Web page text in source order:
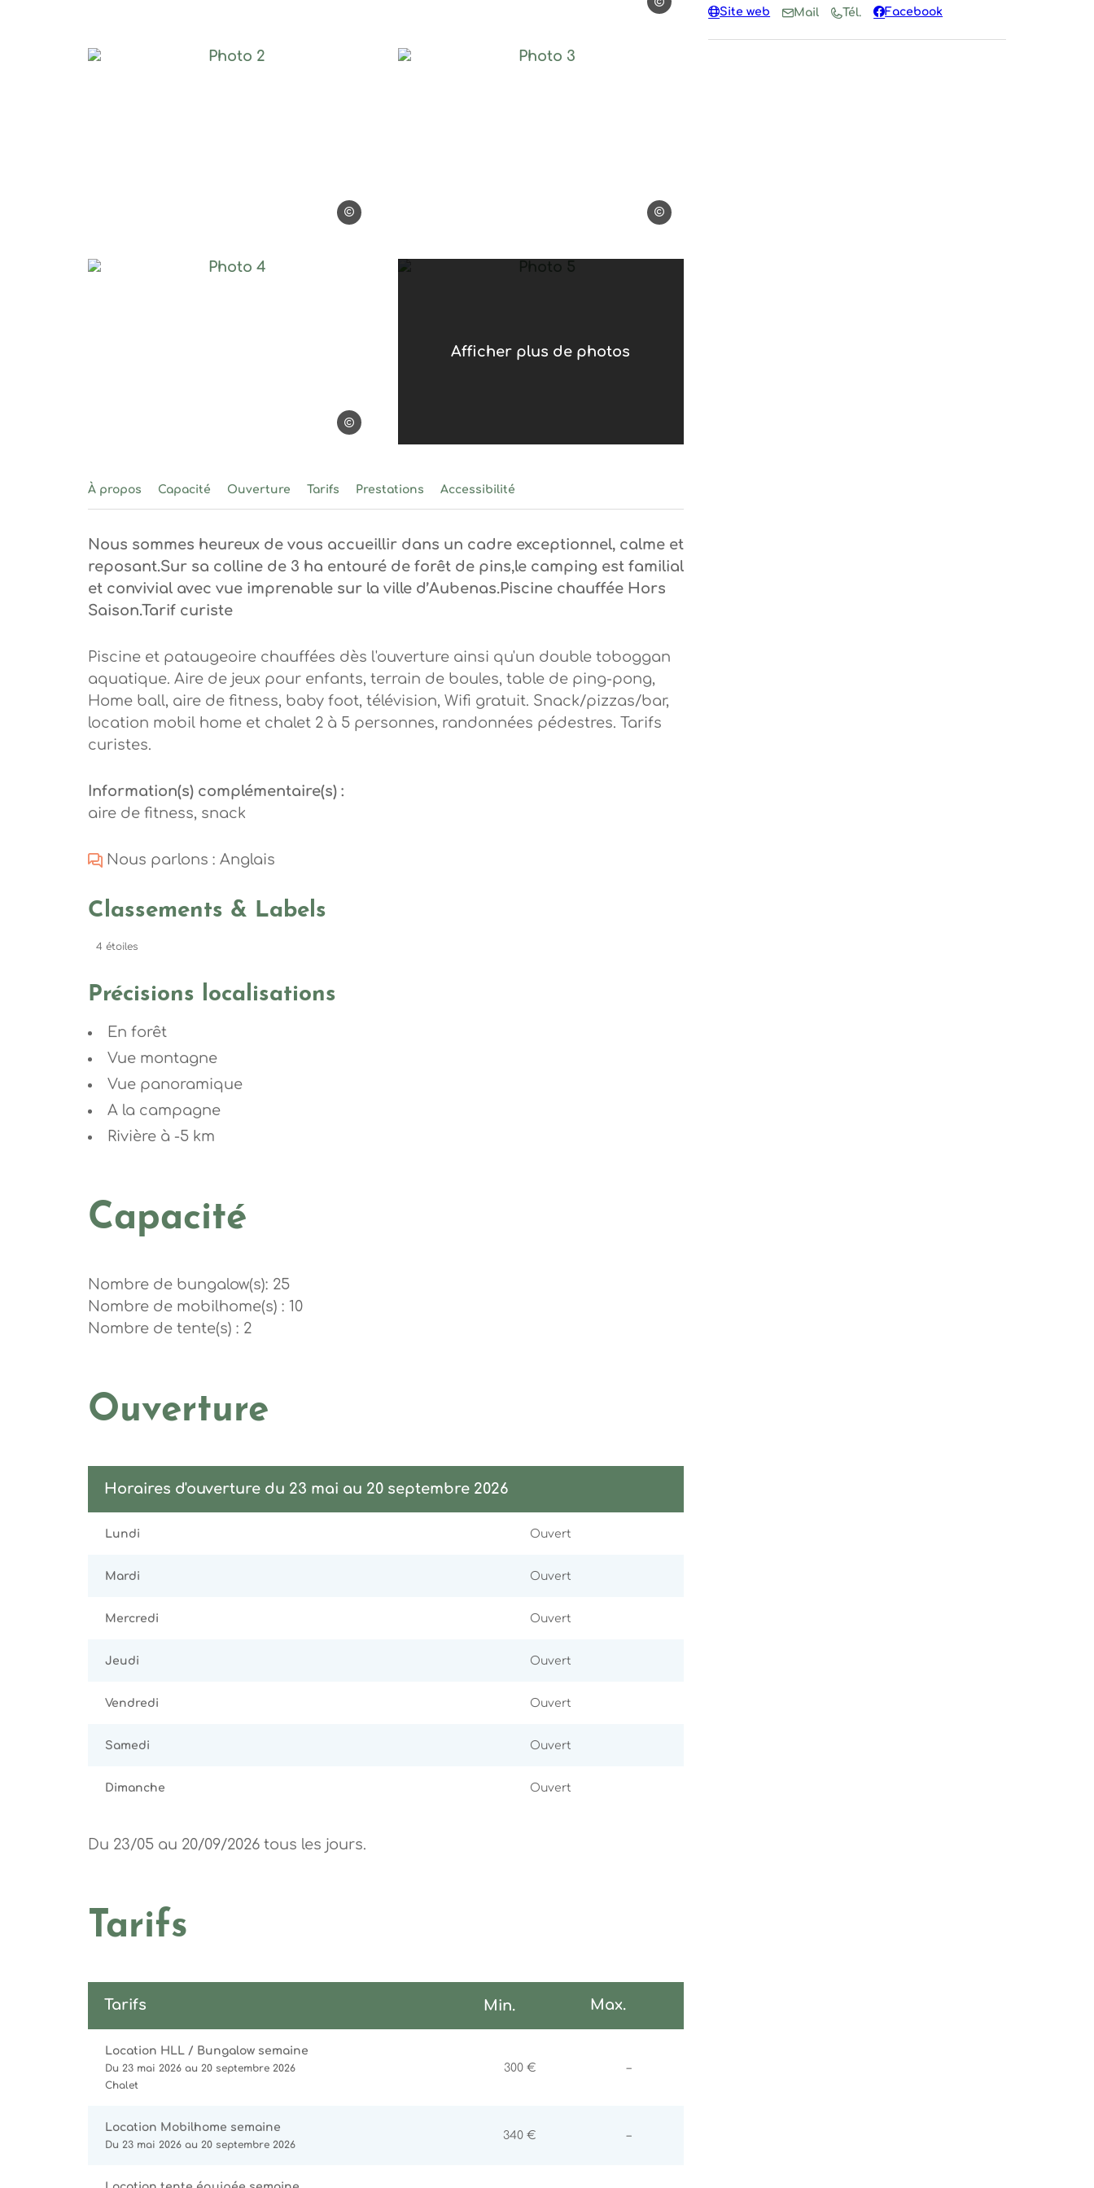
Photo 2, © Les pins d'Ucel
Les pins d'Ucel
Photo 3, © Les pins d'Ucel
Les pins d'Ucel
Photo 4, © Les pins d'Ucel
Les pins d'Ucel
Afficher plus de photos
Photo 5, © Les pins d'Ucel
À propos Capacité Ouverture Tarifs Prestations Accessibilité
Nous sommes heureux de vous accueillir dans un cadre exceptionnel, calme et
reposant.Sur sa colline de 3 ha entouré de forêt de pins,le camping est familial
et convivial avec vue imprenable sur la ville d’Aubenas.Piscine chauffée Hors
Saison.Tarif curiste
Piscine et pataugeoire chauffées dès l'ouverture ainsi qu'un double toboggan
aquatique. Aire de jeux pour enfants, terrain de boules, table de ping-pong,
Home ball, aire de fitness, baby foot, télévision, Wifi gratuit. Snack/pizzas/bar,
location mobil home et chalet 2 à 5 personnes, randonnées pédestres. Tarifs
curistes.
Information(s) complémentaire(s) :
aire de fitness, snack
Nous parlons : Anglais
Classements & Labels
4 étoiles
Précisions localisations
En forêt
Vue montagne
Vue panoramique
A la campagne
Rivière à -5 km
Capacité
Nombre de bungalow(s): 25
Nombre de mobilhome(s) : 10
Nombre de tente(s) : 2
Ouverture
Horaires d'ouverture du 23 mai au 20 septembre 2026
Lundi Ouvert
Mardi Ouvert
Mercredi Ouvert
Jeudi Ouvert
Vendredi Ouvert
Samedi Ouvert
Dimanche Ouvert
Du 23/05 au 20/09/2026 tous les jours.
Tarifs
Tarifs Min. Max.
Location HLL / Bungalow semaine
Du 23 mai 2026 au 20 septembre 2026
Chalet
300 € –Non communiqué
Location Mobilhome semaine
Du 23 mai 2026 au 20 septembre 2026
340 € –Non communiqué
Site web Mail Tél. Facebook